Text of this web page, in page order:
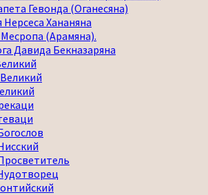
Гевонда (Оганесяна)
Хананяна
(Арамяна).
Давида Бекназаряна